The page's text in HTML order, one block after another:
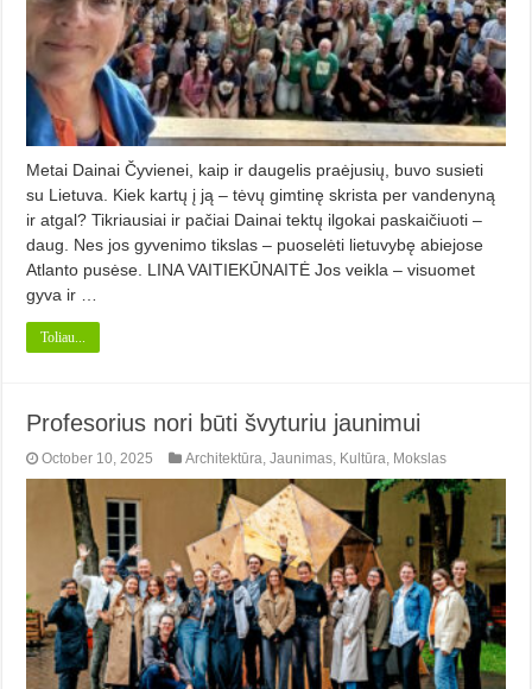
Metai Dainai Čyvienei, kaip ir daugelis praėjusių, buvo susieti
su Lietuva. Kiek kartų į ją – tėvų gimtinę skrista per vandenyną
ir atgal? Tikriausiai ir pačiai Dainai tektų ilgokai paskaičiuoti –
daug. Nes jos gyvenimo tikslas – puoselėti lietuvybę abiejose
Atlanto pusėse. LINA VAITIEKŪNAITĖ Jos veikla – visuomet
gyva ir …
Toliau...
Profesorius nori būti švyturiu jaunimui
October 10, 2025 Architektūra,Jaunimas, Kultūra, Mokslas